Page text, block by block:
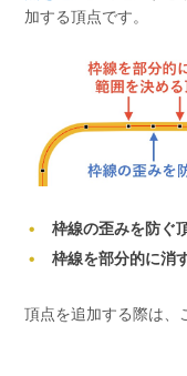
加する頂点です。
枠線の歪みを防ぐ
枠線を部分的に消
頂点を追加する際は、